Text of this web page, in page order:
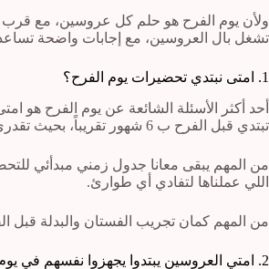
ولأن يوم الفرح هو حلم كل عروسين، مع قرب
تشغل بال العروسين، مع إجابات واضحة
1. امتى نبتدي تحضيرات يوم الفرح؟
أحد أكثر الأسئلة الشائعة عن يوم الفرح
تبتدي قبل الفرح ب 6 شهور تقريباً، بحيث تقدري في البداية تشوفي قاعات الزفاف وتحجزي في وقت مناسب.
اللي عملناها لتفادي أي طوارئ.
من المهم كمان تجريب الفستان والبدلة قبل
2. امتي العروسين يبتدوا يجهزوا نفسهم في يوم الفرح؟